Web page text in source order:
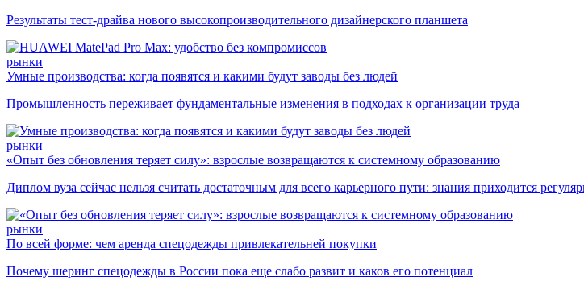
Результаты тест-драйва нового высокопроизводительного дизайнерского планшета
рынки
Умные производства: когда появятся и какими будут заводы без людей
Промышленность переживает фундаментальные изменения в подходах к организации труда
рынки
«Опыт без обновления теряет силу»: взрослые возвращаются к системному образованию
Диплом вуза сейчас нельзя считать достаточным для всего карьерного пути: знания приходится
рынки
По всей форме: чем аренда спецодежды привлекательней покупки
Почему шеринг спецодежды в России пока еще слабо развит и каков его потенциал